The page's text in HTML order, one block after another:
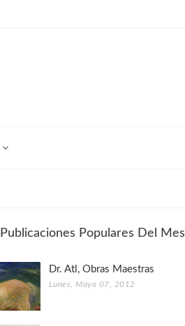
Publicaciones Populares Del Mes
Dr. Atl, Obras Maestras
Lunes, Mayo 07, 2012